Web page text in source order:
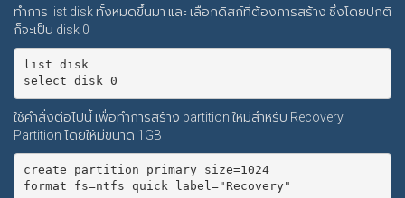
ทำการ list disk ทั้งหมดขึ้นมา และ เลือกดิสก์ที่ต้องการสร้าง ซึ่งโดยปกติ
ก็จะเป็น disk 0
list disk
ใช้คำสั่งต่อไปนี้ เพื่อทำการสร้าง partition ใหม่สำหรับ Recovery
Partition โดยให้มีขนาด 1GB
create partition primary size=1024